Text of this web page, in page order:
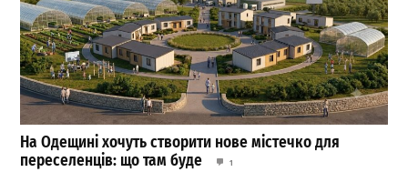
На Одещині хочуть створити нове містечко для
переселенців: що там буде
1